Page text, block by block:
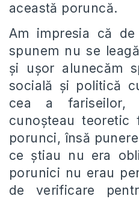
această poruncă.
Am impresia că
spunem nu se
și ușor alunecăm
socială și politică
cea a
cunoșteau teoretic
porunci, însă
ce știau nu era
porunici nu erau
de verificare